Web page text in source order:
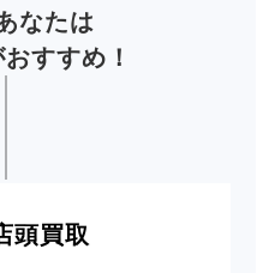
なたは
おすすめ！
頭買取